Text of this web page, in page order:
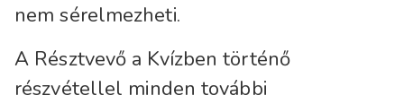
nem sérelmezheti.
A Résztvevő a Kvízben történő
részvétellel minden további